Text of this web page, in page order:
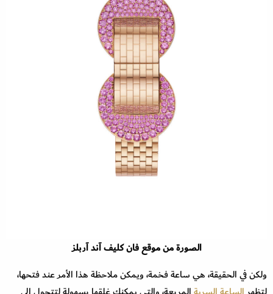
الصورة من موقع فان كليف آند آربلز
ولكن في الحقيقة، هي ساعة فخمة، ويمكن ملاحظة هذا الأمر عند فتحها،